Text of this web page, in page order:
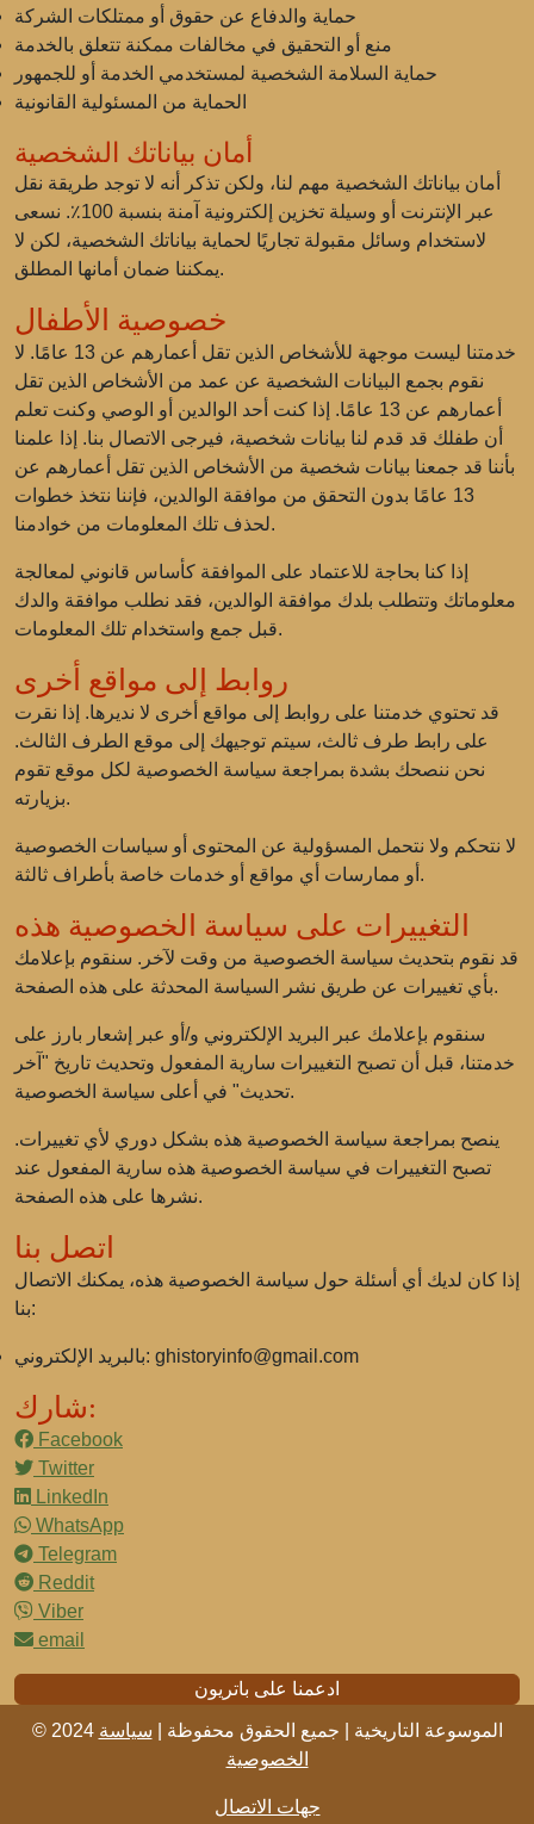
حماية والدفاع عن حقوق أو ممتلكات الشركة
منع أو التحقيق في مخالفات ممكنة تتعلق بالخدمة
حماية السلامة الشخصية لمستخدمي الخدمة أو للجمهور
الحماية من المسئولية القانونية
أمان بياناتك الشخصية
أمان بياناتك الشخصية مهم لنا، ولكن تذكر أنه لا توجد طريقة نقل
عبر الإنترنت أو وسيلة تخزين إلكترونية آمنة بنسبة 100٪. نسعى
لاستخدام وسائل مقبولة تجاريًا لحماية بياناتك الشخصية، لكن لا
يمكننا ضمان أمانها المطلق.
خصوصية الأطفال
خدمتنا ليست موجهة للأشخاص الذين تقل أعمارهم عن 13 عامًا. لا
نقوم بجمع البيانات الشخصية عن عمد من الأشخاص الذين تقل
أعمارهم عن 13 عامًا. إذا كنت أحد الوالدين أو الوصي وكنت تعلم
أن طفلك قد قدم لنا بيانات شخصية، فيرجى الاتصال بنا. إذا علمنا
بأننا قد جمعنا بيانات شخصية من الأشخاص الذين تقل أعمارهم عن
13 عامًا بدون التحقق من موافقة الوالدين، فإننا نتخذ خطوات
لحذف تلك المعلومات من خوادمنا.
إذا كنا بحاجة للاعتماد على الموافقة كأساس قانوني لمعالجة
معلوماتك وتتطلب بلدك موافقة الوالدين، فقد نطلب موافقة والدك
قبل جمع واستخدام تلك المعلومات.
روابط إلى مواقع أخرى
قد تحتوي خدمتنا على روابط إلى مواقع أخرى لا نديرها. إذا نقرت
على رابط طرف ثالث، سيتم توجيهك إلى موقع الطرف الثالث.
نحن ننصحك بشدة بمراجعة سياسة الخصوصية لكل موقع تقوم
بزيارته.
لا نتحكم ولا نتحمل المسؤولية عن المحتوى أو سياسات الخصوصية
أو ممارسات أي مواقع أو خدمات خاصة بأطراف ثالثة.
التغييرات على سياسة الخصوصية هذه
قد نقوم بتحديث سياسة الخصوصية من وقت لآخر. سنقوم بإعلامك
بأي تغييرات عن طريق نشر السياسة المحدثة على هذه الصفحة.
سنقوم بإعلامك عبر البريد الإلكتروني و/أو عبر إشعار بارز على
خدمتنا، قبل أن تصبح التغييرات سارية المفعول وتحديث تاريخ "آخر
تحديث" في أعلى سياسة الخصوصية.
ينصح بمراجعة سياسة الخصوصية هذه بشكل دوري لأي تغييرات.
تصبح التغييرات في سياسة الخصوصية هذه سارية المفعول عند
نشرها على هذه الصفحة.
اتصل بنا
إذا كان لديك أي أسئلة حول سياسة الخصوصية هذه، يمكنك الاتصال
بنا:
بالبريد الإلكتروني: ghistoryinfo@gmail.com
شارك:
Facebook
Twitter
LinkedIn
WhatsApp
Telegram
Reddit
Viber
email
ادعمنا على باتريون
© 2024 الموسوعة التاريخية | جميع الحقوق محفوظة | سياسة
الخصوصية
جهات الاتصال